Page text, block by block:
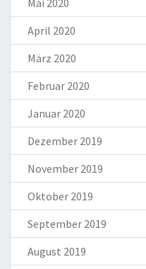
April 2020
März 2020
Februar 2020
Januar 2020
Dezember 2019
November 2019
Oktober 2019
September 2019
August 2019